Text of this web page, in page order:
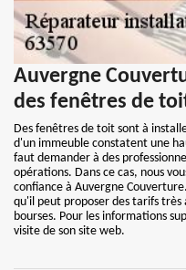
Auvergne
des fenêtres de
Des fenêtres de toit sont à
d'un immeuble constatent une
faut demander à des
opérations. Dans ce cas, nous
confiance à Auvergne
qu'il peut proposer des tarifs très
bourses. Pour les informations
visite de son site web.